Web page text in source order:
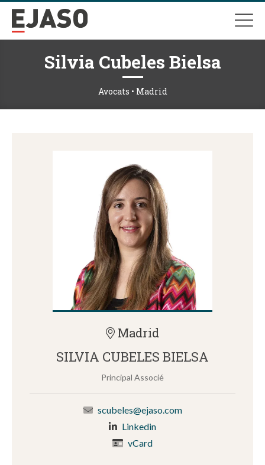
Silvia Cubeles Bielsa
Avocats • Madrid
Madrid
SILVIA CUBELES BIELSA
Principal Associé
scubeles@ejaso.com
Linkedin
vCard